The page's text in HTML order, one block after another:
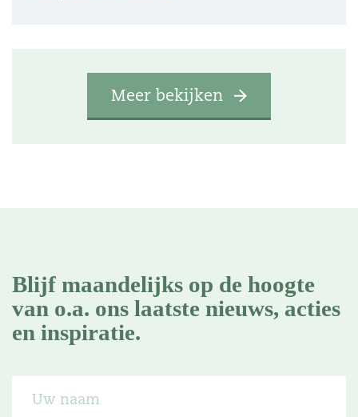
Meer bekijken
Blijf maandelijks op de hoogte
van o.a. ons laatste nieuws, acties
en inspiratie.